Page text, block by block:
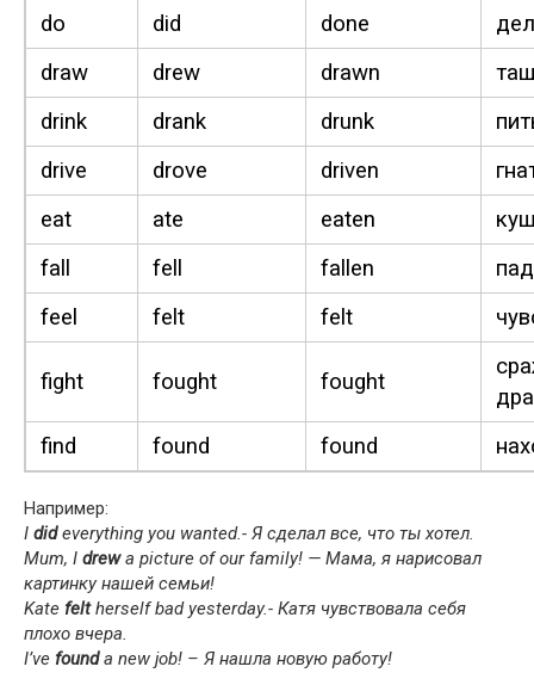
do
did done
draw
drew drawn
drink
drank drunk
dri­ve
drove dri­ven
eat
ate eat­en
fall
fell fall­en
feel
felt felt
fight fought fought
find
found found
Например:
I didevery­thing you want­ed.- Я сделал все, что ты хотел.
Mum, I drewa pic­ture of our fam­i­ly! — Мама, я нарисовал
картинку нашей семьи!
Kate felther­self bad yes­ter­day.- Катя чувствовала себя
плохо вчера.
I’ve founda new job! – Я нашла новую работу!